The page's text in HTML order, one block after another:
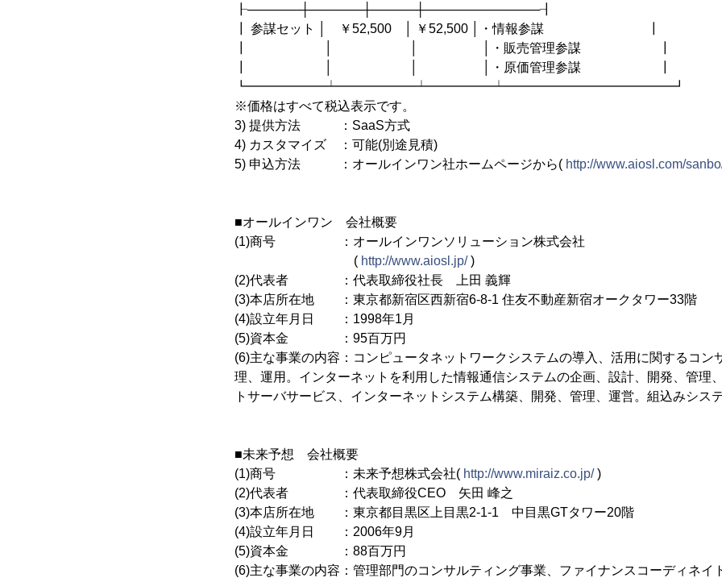
┠──────┼──────┼─────┼─────────────┨
┃ 参謀セット │ ￥52,500 │ ￥52,500 │・情報参謀 ┃
┃ │ │ │・販売管理参謀 ┃
┃ │ │ │・原価管理参謀 ┃
┗━━━━━━┷━━━━━━┷━━━━━┷━━━━━━━━━━━━━┛
※価格はすべて税込表示です。
3) 提供方法 ：SaaS方式
4) カスタマイズ ：可能(別途見積)
5) 申込方法 ：オールインワン社ホームページから( http://www.aiosl.com/
■オールインワン 会社概要
(1)商号 ：オールインワンソリューション株式会社
( http://www.aiosl.jp/)
(2)代表者 ：代表取締役社長 上田 義輝
(3)本店所在地 ：東京都新宿区西新宿6-8-1 住友不動産新宿オークタワー33階
(4)設立年月日 ：1998年1月
(5)資本金 ：95百万円
(6)主な事業の内容：コンピュータネットワークシステムの導入、活用に関するコン
理、運用。インターネットを利用した情報通信システムの企画、設計、開発、管理
トサーバサービス、インターネットシステム構築、開発、管理、運営。組込みシス
■未来予想 会社概要
(1)商号 ：未来予想株式会社( http://www.miraiz.co.jp/)
(2)代表者 ：代表取締役CEO 矢田 峰之
(3)本店所在地 ：東京都目黒区上目黒2-1-1 中目黒GTタワー20階
(4)設立年月日 ：2006年9月
(5)資本金 ：88百万円
(6)主な事業の内容：管理部門のコンサルティング事業、ファイナンスコーディネイ